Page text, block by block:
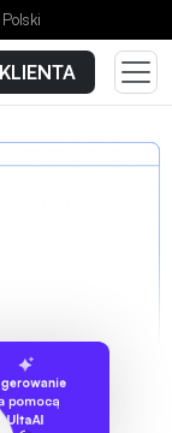
Polski
pomocą
UltaAI